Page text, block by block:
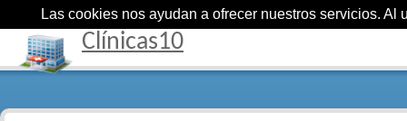
Clínicas10
Las cookies nos ayudan a ofrecer nuestros servicios.